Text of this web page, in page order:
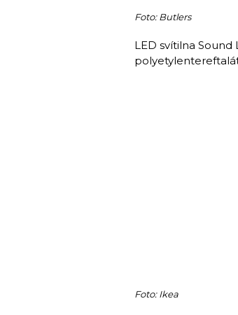
Foto: Butlers
LED svítilna
Foto: Ikea